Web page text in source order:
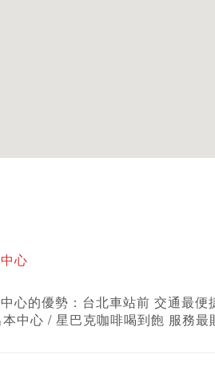
心
心的優勢：台北車站前 交通最
中心 / 星巴克咖啡喝到飽 服務